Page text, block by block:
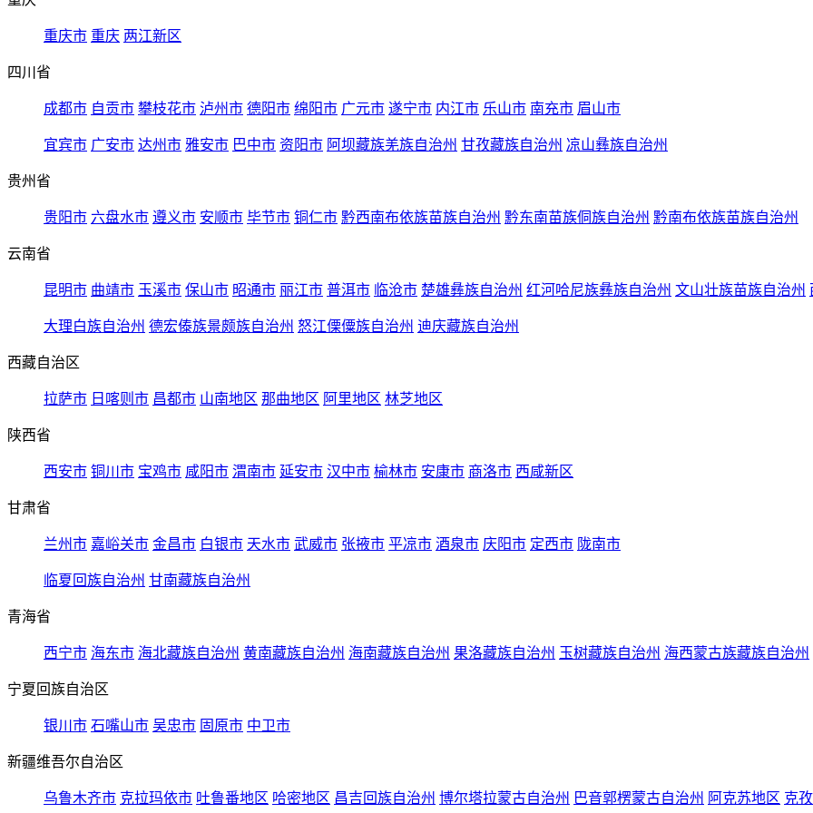
重庆市 重庆 两江新区
四川省
成都市 自贡市 攀枝花市 泸州市 德阳市 绵阳市 广元市 遂宁市 内江市 乐山市 南充市 眉山市
宜宾市 广安市 达州市 雅安市 巴中市 资阳市 阿坝藏族羌族自治州 甘孜藏族自治州 凉山彝族自治州
贵州省
贵阳市 六盘水市 遵义市 安顺市 毕节市 铜仁市 黔西南布依族苗族自治州 黔东南苗族侗族自治州 黔南布依族苗族自治州
云南省
昆明市 曲靖市 玉溪市 保山市 昭通市 丽江市 普洱市 临沧市 楚雄彝族自治州 红河哈尼族彝族自治州 文山壮族苗族自治州
大理白族自治州 德宏傣族景颇族自治州 怒江傈僳族自治州 迪庆藏族自治州
西藏自治区
拉萨市 日喀则市 昌都市 山南地区 那曲地区 阿里地区 林芝地区
陕西省
西安市 铜川市 宝鸡市 咸阳市 渭南市 延安市 汉中市 榆林市 安康市 商洛市 西咸新区
甘肃省
兰州市 嘉峪关市 金昌市 白银市 天水市 武威市 张掖市 平凉市 酒泉市 庆阳市 定西市 陇南市
临夏回族自治州 甘南藏族自治州
青海省
西宁市 海东市 海北藏族自治州 黄南藏族自治州 海南藏族自治州 果洛藏族自治州 玉树藏族自治州 海西蒙古族藏族自治州
宁夏回族自治区
银川市 石嘴山市 吴忠市 固原市 中卫市
新疆维吾尔自治区
乌鲁木齐市 克拉玛依市 吐鲁番地区 哈密地区 昌吉回族自治州 博尔塔拉蒙古自治州 巴音郭楞蒙古自治州 阿克苏地区 克